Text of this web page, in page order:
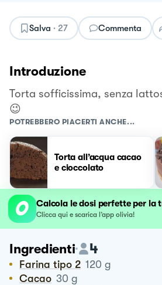
Salva · 27 Commenta
Introduzione
Torta sofficissima, senza
😉
POTREBBERO PIACERTI ANCHE...
Torta all’acqua cacao
e cioccolato
Calcola le dosi perfette per la
Clicca qui e scarica l’app olivia!
Ingredienti 4
Farina tipo 2 120 g
Cacao 30 g